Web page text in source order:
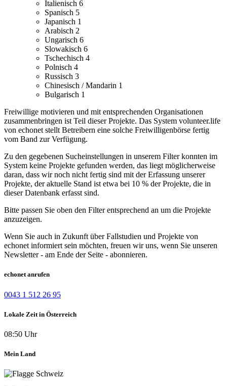
Italienisch 6
Spanisch 5
Japanisch 1
Arabisch 2
Ungarisch 6
Slowakisch 6
Tschechisch 4
Polnisch 4
Russisch 3
Chinesisch / Mandarin 1
Bulgarisch 1
Freiwillige motivieren und mit entsprechenden Organisationen
zusammenbringen ist Teil dieser Projekte. Das System volunteer.life
von echonet stellt Betreibern eine solche Freiwilligenbörse fertig
vom Band zur Verfügung.
Zu den gegebenen Sucheinstellungen in unserem Filter konnten im
System keine Projekte gefunden werden, das liegt möglicherweise
daran, dass wir noch nicht fertig sind mit der Erfassung unserer
Projekte, der aktuelle Stand ist etwa bei 10 % der Projekte, die in
dieser Datenbank erfasst sind.
Bitte passen Sie oben den Filter entsprechend an um die Projekte
anzuzeigen.
Wenn Sie auch in Zukunft über Fallstudien und Projekte von
echonet informiert sein möchten, freuen wir uns, wenn Sie unseren
Newsletter - am Ende der Seite - abonnieren.
echonet anrufen
0043 1 512 26 95
Lokale Zeit in Österreich
08:50 Uhr
Mein Land